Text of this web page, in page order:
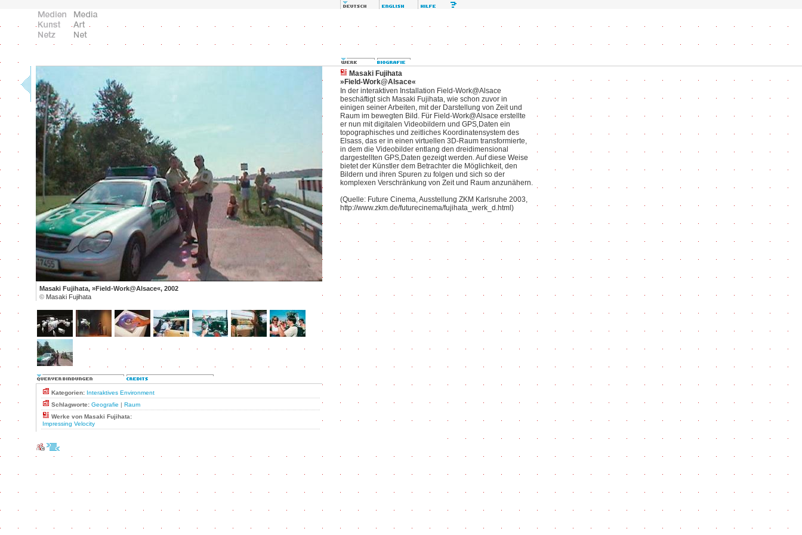
Masaki Fujihata, »Field-Work@Alsace«, 2002
© Masaki Fujihata
Kategorien: Interaktives Environment
Schlagworte: Geografie | Raum
Werke von Masaki Fujihata:
Impressing Velocity
Masaki Fujihata
»Field-Work@Alsace«
In der interaktiven Installation Field-Work@Alsace
beschäftigt sich Masaki Fujihata, wie schon zuvor in
einigen seiner Arbeiten, mit der Darstellung von Zeit und
Raum im bewegten Bild. Für Field-Work@Alsace erstellte
er nun mit digitalen Videobildern und GPS‚Daten ein
topographisches und zeitliches Koordinatensystem des
Elsass, das er in einen virtuellen 3D-Raum transformierte,
in dem die Videobilder entlang den dreidimensional
dargestellten GPS‚Daten gezeigt werden. Auf diese Weise
bietet der Künstler dem Betrachter die Möglichkeit, den
Bildern und ihren Spuren zu folgen und sich so der
komplexen Verschränkung von Zeit und Raum anzunähern.
(Quelle: Future Cinema, Ausstellung ZKM Karlsruhe 2003,
http://www.zkm.de/futurecinema/fujihata_werk_d.html)